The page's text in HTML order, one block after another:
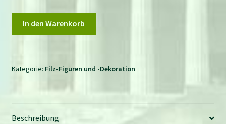
Hase
mit
Hose
In den Warenkorb
Kategorie: Filz-Figuren und -Dekoration
Beschreibung